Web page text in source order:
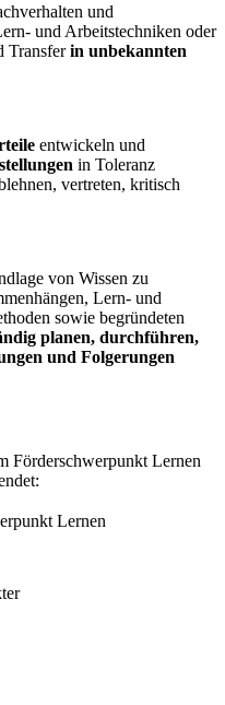
und
und Arbeitstechniken oder
Transferin unbekannten
entwickeln und
in Toleranz
vertreten, kritisch
von Wissen zu
Lern- und
sowie begründeten
planen, durchführen,
und Folgerungen
Förderschwerpunkt Lernen
Lernen